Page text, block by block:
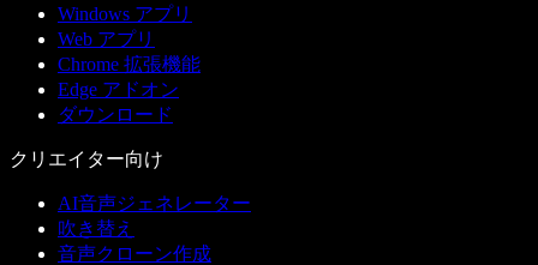
Windows アプリ
Web アプリ
Chrome 拡張機能
Edge アドオン
ダウンロード
クリエイター向け
AI音声ジェネレーター
吹き替え
音声クローン作成